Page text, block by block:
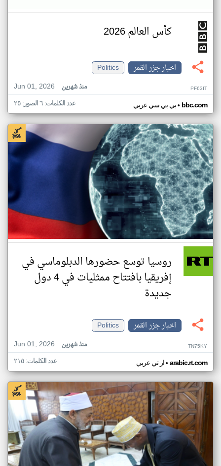
كأس العالم 2026
اخبار جزر القمر
Politics
Jun 01, 2026
منذ شهرين PF63IT
بي بي سي عربي• bbc.com عدد الكلمات: ٦ الصور: ٢٥
روسيا توسع حضورها الدبلوماسي في
إفريقيا بافتتاح ممثليات في 4 دول
جديدة
اخبار جزر القمر
Politics
Jun 01, 2026
منذ شهرين TN75KY
ار تي عربي• arabic.rt.com عدد الكلمات: ٢١٥